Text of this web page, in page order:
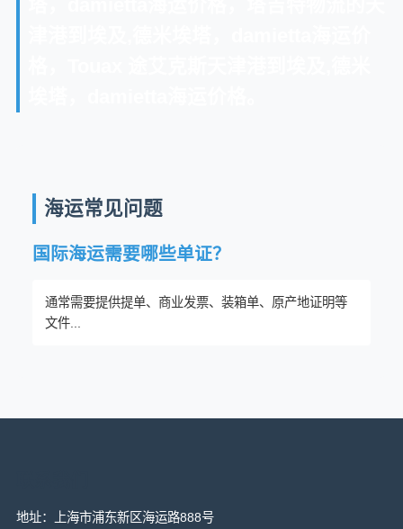
海运常见问题
国际海运需要哪些单证？
通常需要提供提单、商业发票、装箱单、原产地证明等
文件...
地址：上海市浦东新区海运路888号